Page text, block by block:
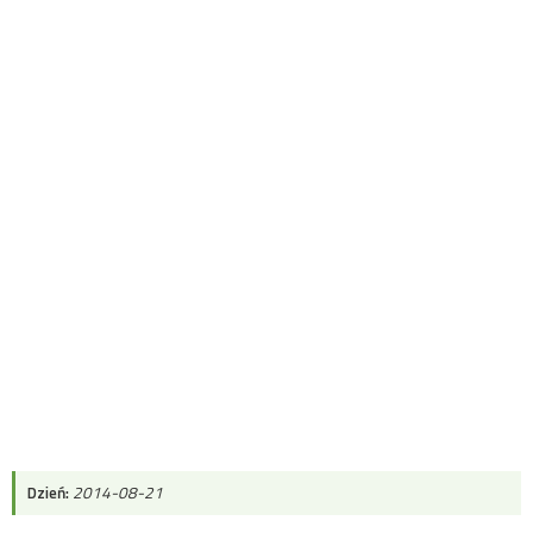
Dzień: 2014-08-21